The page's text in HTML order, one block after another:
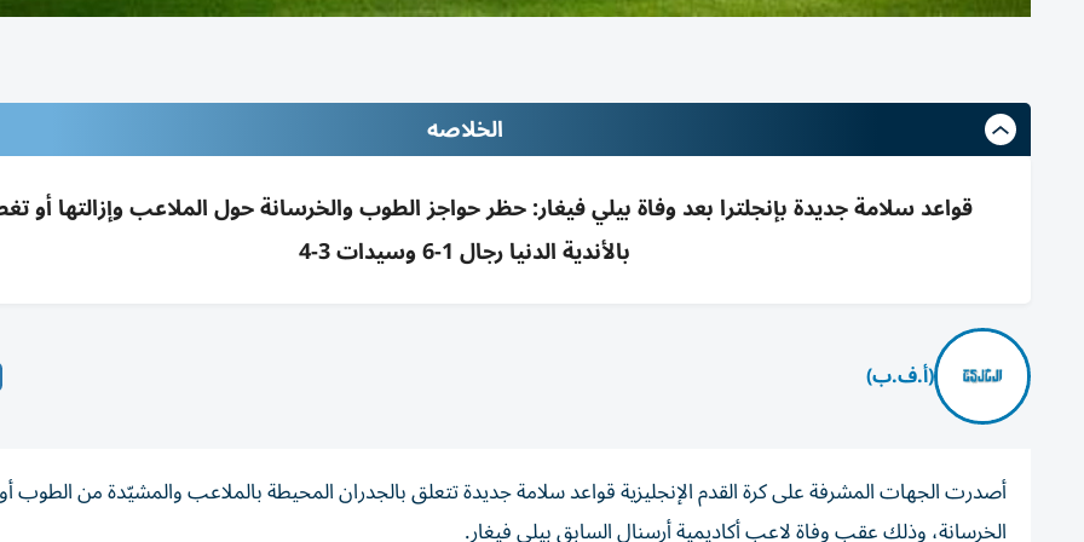
الخلاصه
قواعد سلامة جديدة بإنجلترا بعد وفاة بيلي فيغار: حظر حواجز الطوب والخرسانة حول الملاعب وإزالتها أو
بالأندية الدنيا رجال 1-6 وسيدات 3-4
(أ.ف.ب)
أصدرت الجهات المشرفة على كرة القدم الإنجليزية قواعد سلامة جديدة تتعلق بالجدران المحيطة بالملاعب والمشيّدة من الطوب أو
الخرسانة، وذلك عقب وفاة لاعب أكاديمية أرسنال السابق بيلي فيغار.